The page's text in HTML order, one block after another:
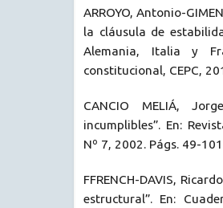
ARROYO, Antonio-
la cláusula de
Alemania, Italia y
constitucional, CEPC,
CANCIO MELIÁ,
incumplibles”. En:
Nº 7, 2002. Págs. 49-
FFRENCH-DAVIS,
estructural”. En: